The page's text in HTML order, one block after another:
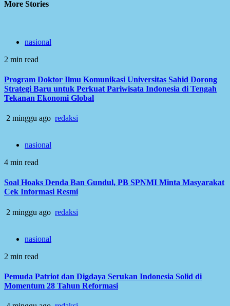
More Stories
nasional
2 min read
Program Doktor Ilmu Komunikasi Universitas Sahid Dorong
Strategi Baru untuk Perkuat Pariwisata Indonesia di Tengah
Tekanan Ekonomi Global
2 minggu ago redaksi
nasional
4 min read
Soal Hoaks Denda Ban Gundul, PB SPNMI Minta Masyarakat
Cek Informasi Resmi
2 minggu ago redaksi
nasional
2 min read
Pemuda Patriot dan Digdaya Serukan Indonesia Solid di
Momentum 28 Tahun Reformasi